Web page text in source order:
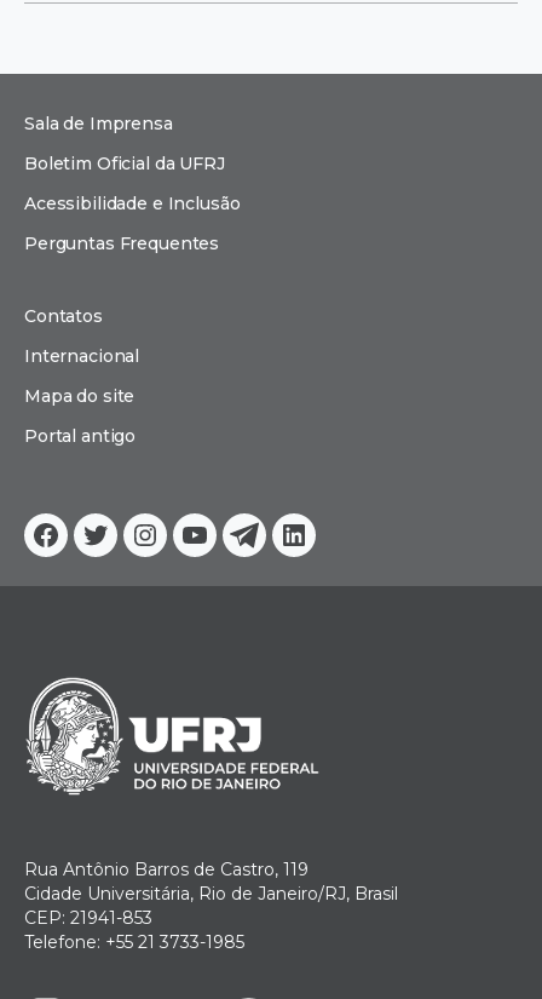
Facebook
TwitterInstagram
YouTube
TelegramLinkedin
Sala de Imprensa
Boletim Oficial da UFRJ
Acessibilidade e Inclusão
Perguntas Frequentes
Contatos
Internacional
Mapa do site
Portal antigo
Rua Antônio Barros de Castro, 119
Cidade Universitária, Rio de Janeiro/RJ, Brasil
CEP: 21941-853
Telefone: +55 21 3733-1985